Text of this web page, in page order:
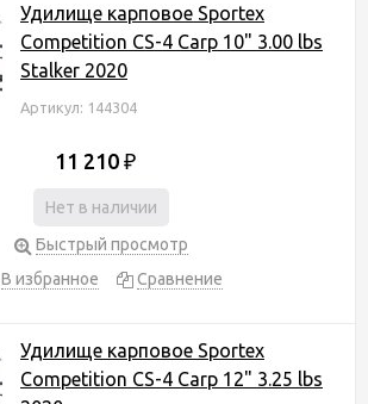
Удилище карповое Sportex
Competition CS-4 Carp 10" 3.00 lbs
Stalker 2020
Артикул: 144304
11 210 ₽
Нет в наличии
Быстрый просмотр
В избранное
Сравнение
Удилище карповое Sportex
Competition CS-4 Carp 12" 3.25 lbs